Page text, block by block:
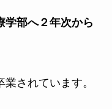
学部へ２年次から
されています。